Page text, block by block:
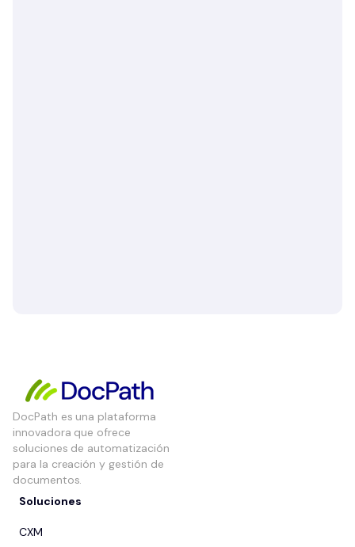
DocPath es una plataforma
innovadora que ofrece
soluciones de automatización
para la creación y gestión de
documentos.
Soluciones
CXM